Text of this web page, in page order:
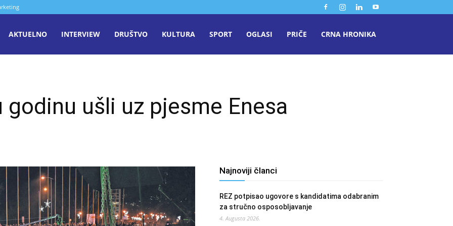
AKTUELNO INTERVIEW DRUŠTVO KULTURA SPORT OGLASI PRIČE CRNA HRONIKA
ušli uz pjesme Enesa
Najnoviji članci
REZ potpisao ugovore s kandidatima odabranim
za stručno osposobljavanje
4. Augusta 2026.